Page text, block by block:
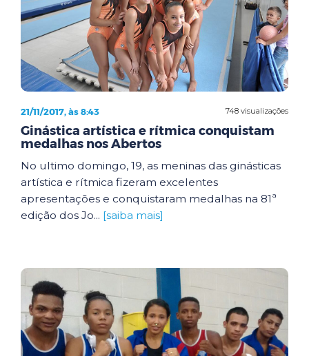
748 visualizações
21/11/2017, às 8:43
Ginástica artística e rítmica conquistam
medalhas nos Abertos
No ultimo domingo, 19, as meninas das ginásticas
artística e rítmica fizeram excelentes
apresentações e conquistaram medalhas na 81ª
edição dos Jo... [saiba mais]